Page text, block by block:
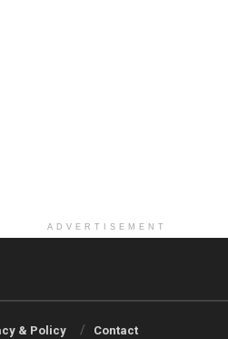
ADVERTISEMENT
& Policy Contact